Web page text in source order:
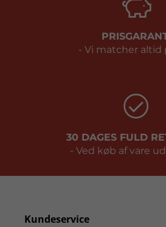
- Vi matcher altid
30 DAGES FULD
- Ved køb af vare
Kundeservice